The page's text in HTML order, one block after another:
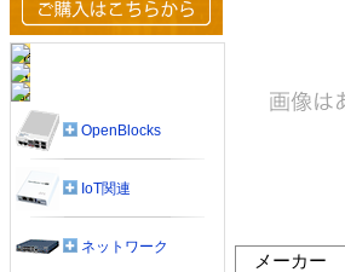
メーカー
OpenBlocks
IoT関連
ネットワーク